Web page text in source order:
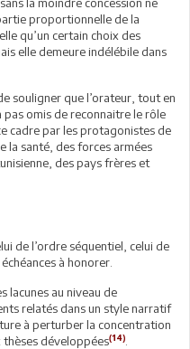
proportionnelle de la
qu’un certain choix des
elle demeure indélébile dans
souligner que l’orateur, tout en
pas omis de reconnaitre le rôle
cadre par les protagonistes de
la santé, des forces armées
des pays frères et
de l’ordre séquentiel, celui de
à honorer.
lacunes au niveau de
relatés dans un style narratif
à perturber la concentration
thèses développées(14)